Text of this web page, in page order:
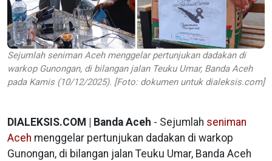
Sejumlah seniman Aceh menggelar pertunjukan dadakan di
warkop Gunongan, di bilangan jalan Teuku Umar, Banda Aceh
pada Kamis (10/12/2025). [Foto: dokumen untuk dialeksis.com]
DIALEKSIS.COM | Banda Aceh - Sejumlah seniman
Aceh menggelar pertunjukan dadakan di warkop
Gunongan, di bilangan jalan Teuku Umar, Banda Aceh